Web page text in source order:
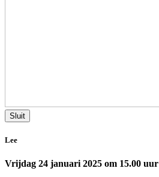
Sluit
Lee
Vrijdag 24 januari 2025 om 15.00 uur